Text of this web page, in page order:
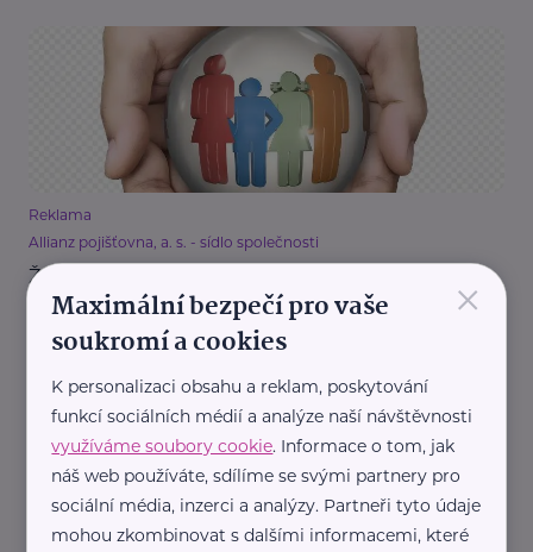
Reklama
Allianz pojišťovna, a. s. - sídlo společnosti
Životní pojištění: Důležitý krok v plánování
budoucnosti
Pojištění ×
Maximální bezpečí pro vaše
soukromí a cookies
K personalizaci obsahu a reklam, poskytování
funkcí sociálních médií a analýze naší návštěvnosti
využíváme soubory cookie. Informace o tom, jak
náš web používáte, sdílíme se svými partnery pro
sociální média, inzerci a analýzy. Partneři tyto údaje
mohou zkombinovat s dalšími informacemi, které